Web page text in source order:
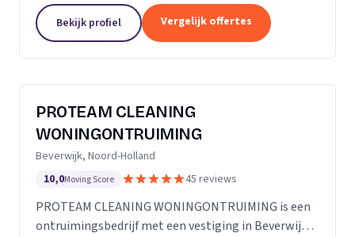
Bekijk profiel Vergelijk offertes
PROTEAM CLEANING
WONINGONTRUIMING
Beverwijk, Noord-Holland
10,0Moving Score 45 reviews
PROTEAM CLEANING WONINGONTRUIMING is een
ontruimingsbedrijf met een vestiging in Beverwijk.